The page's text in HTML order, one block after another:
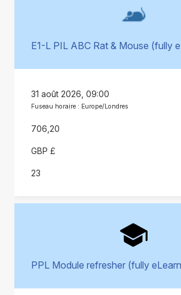
E1-L PIL ABC Rat & Mouse (fully
31 août 2026, 09:00
Fuseau horaire : Europe/Londres
706,20
GBP £
23
PPL Module refresher (fully